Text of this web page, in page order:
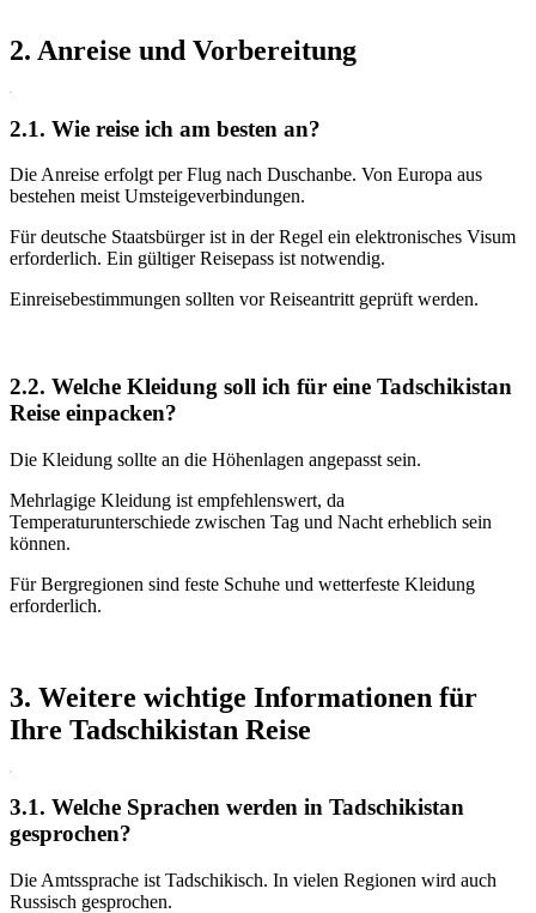
2. Anreise und Vorbereitung
2.1. Wie reise ich am besten an?
Die Anreise erfolgt per Flug nach Duschanbe. Von Europa aus
bestehen meist Umsteigeverbindungen.
Für deutsche Staatsbürger ist in der Regel ein elektronisches Visum
erforderlich. Ein gültiger Reisepass ist notwendig.
Einreisebestimmungen sollten vor Reiseantritt geprüft werden.
2.2. Welche Kleidung soll ich für eine Tadschikistan
Reise einpacken?
Die Kleidung sollte an die Höhenlagen angepasst sein.
Mehrlagige Kleidung ist empfehlenswert, da
Temperaturunterschiede zwischen Tag und Nacht erheblich sein
können.
Für Bergregionen sind feste Schuhe und wetterfeste Kleidung
erforderlich.
3. Weitere wichtige Informationen für
Ihre Tadschikistan Reise
3.1. Welche Sprachen werden in Tadschikistan
gesprochen?
Die Amtssprache ist Tadschikisch. In vielen Regionen wird auch
Russisch gesprochen.